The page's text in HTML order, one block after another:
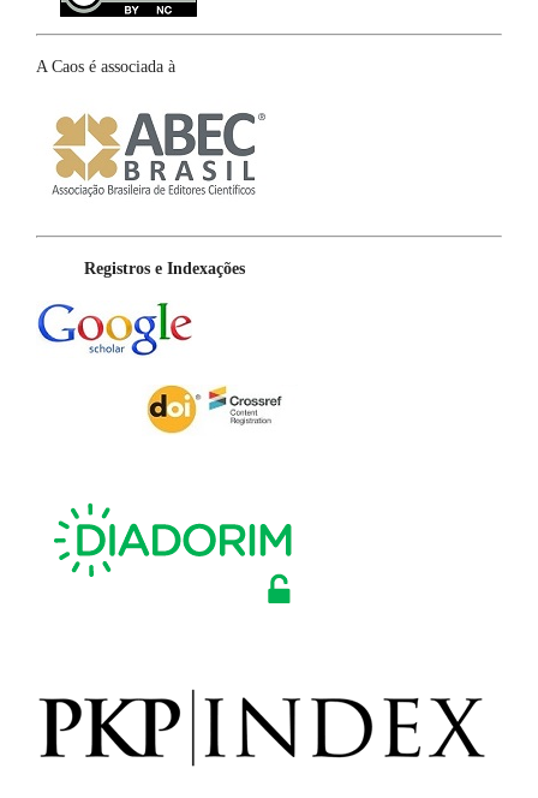
A Caos é associada à
Registros e Indexações